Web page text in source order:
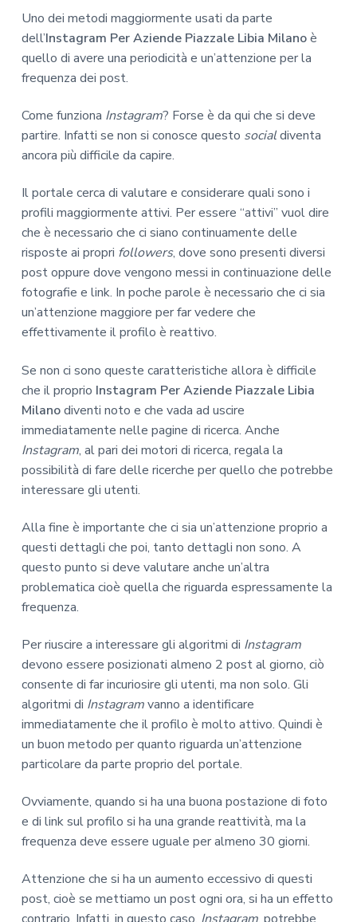
Uno dei metodi maggiormente usati da parte
dell’Instagram Per Aziende Piazzale Libia Milanoè
quello di avere una periodicità e un’attenzione per la
frequenza dei post.
Come funziona Instagram? Forse è da qui che si deve
partire. Infatti se non si conosce questo socialdiventa
ancora più difficile da capire.
Il portale cerca di valutare e considerare quali sono i
profili maggiormente attivi. Per essere “attivi” vuol dire
che è necessario che ci siano continuamente delle
risposte ai propri followers, dove sono presenti diversi
post oppure dove vengono messi in continuazione delle
fotografie e link. In poche parole è necessario che ci sia
un’attenzione maggiore per far vedere che
effettivamente il profilo è reattivo.
Se non ci sono queste caratteristiche allora è difficile
che il proprio Instagram Per Aziende Piazzale Libia
Milanodiventi noto e che vada ad uscire
immediatamente nelle pagine di ricerca. Anche
Instagram, al pari dei motori di ricerca, regala la
possibilità di fare delle ricerche per quello che potrebbe
interessare gli utenti.
Alla fine è importante che ci sia un’attenzione proprio a
questi dettagli che poi, tanto dettagli non sono. A
questo punto si deve valutare anche un’altra
problematica cioè quella che riguarda espressamente la
frequenza.
Per riuscire a interessare gli algoritmi di Instagram
devono essere posizionati almeno 2 post al giorno, ciò
consente di far incuriosire gli utenti, ma non solo. Gli
algoritmi di Instagramvanno a identificare
immediatamente che il profilo è molto attivo. Quindi è
un buon metodo per quanto riguarda un’attenzione
particolare da parte proprio del portale.
Ovviamente, quando si ha una buona postazione di foto
e di link sul profilo si ha una grande reattività, ma la
frequenza deve essere uguale per almeno 30 giorni.
Attenzione che si ha un aumento eccessivo di questi
post, cioè se mettiamo un post ogni ora, si ha un effetto